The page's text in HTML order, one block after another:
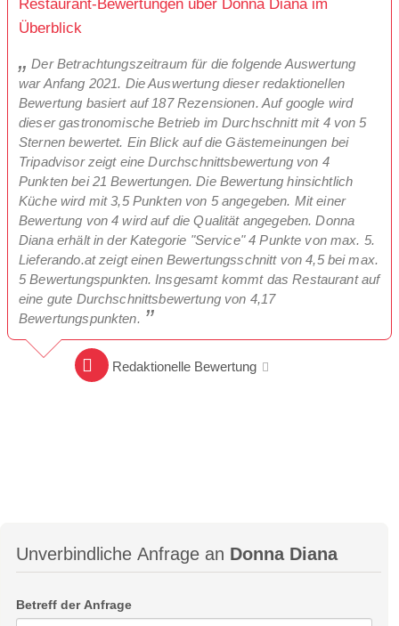
Restaurant-Bewertungen über Donna Diana im
Überblick
Der Betrachtungszeitraum für die folgende Auswertung
war Anfang 2021. Die Auswertung dieser redaktionellen
Bewertung basiert auf 187 Rezensionen. Auf google wird
dieser gastronomische Betrieb im Durchschnitt mit 4 von 5
Sternen bewertet. Ein Blick auf die Gästemeinungen bei
Tripadvisor zeigt eine Durchschnittsbewertung von 4
Punkten bei 21 Bewertungen. Die Bewertung hinsichtlich
Küche wird mit 3,5 Punkten von 5 angegeben. Mit einer
Bewertung von 4 wird auf die Qualität angegeben. Donna
Diana erhält in der Kategorie "Service" 4 Punkte von max. 5.
Lieferando.at zeigt einen Bewertungsschnitt von 4,5 bei max.
5 Bewertungspunkten. Insgesamt kommt das Restaurant auf
eine gute Durchschnittsbewertung von 4,17
Bewertungspunkten.
Redaktionelle Bewertung
Unverbindliche Anfrage an Donna Diana
Betreff der Anfrage